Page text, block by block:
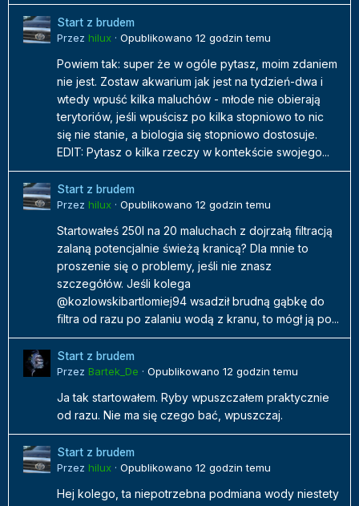
Start z brudem
Przez hilux · Opublikowano 12 godzin temu
Powiem tak: super że w ogóle pytasz, moim zdaniem
nie jest. Zostaw akwarium jak jest na tydzień-dwa i
wtedy wpuść kilka maluchów - młode nie obierają
terytoriów, jeśli wpuścisz po kilka stopniowo to nic
się nie stanie, a biologia się stopniowo dostosuje.
EDIT: Pytasz o kilka rzeczy w kontekście swojego...
Start z brudem
Przez hilux · Opublikowano 12 godzin temu
Startowałeś 250l na 20 maluchach z dojrzałą filtracją
zalaną potencjalnie świeżą kranicą? Dla mnie to
proszenie się o problemy, jeśli nie znasz
szczegółów. Jeśli kolega
@kozlowskibartlomiej94 wsadził brudną gąbkę do
filtra od razu po zalaniu wodą z kranu, to mógł ją po...
Start z brudem
Przez Bartek_De · Opublikowano 12 godzin temu
Ja tak startowałem. Ryby wpuszczałem praktycznie
od razu. Nie ma się czego bać, wpuszczaj.
Start z brudem
Przez hilux · Opublikowano 12 godzin temu
Hej kolego, ta niepotrzebna podmiana wody niestety